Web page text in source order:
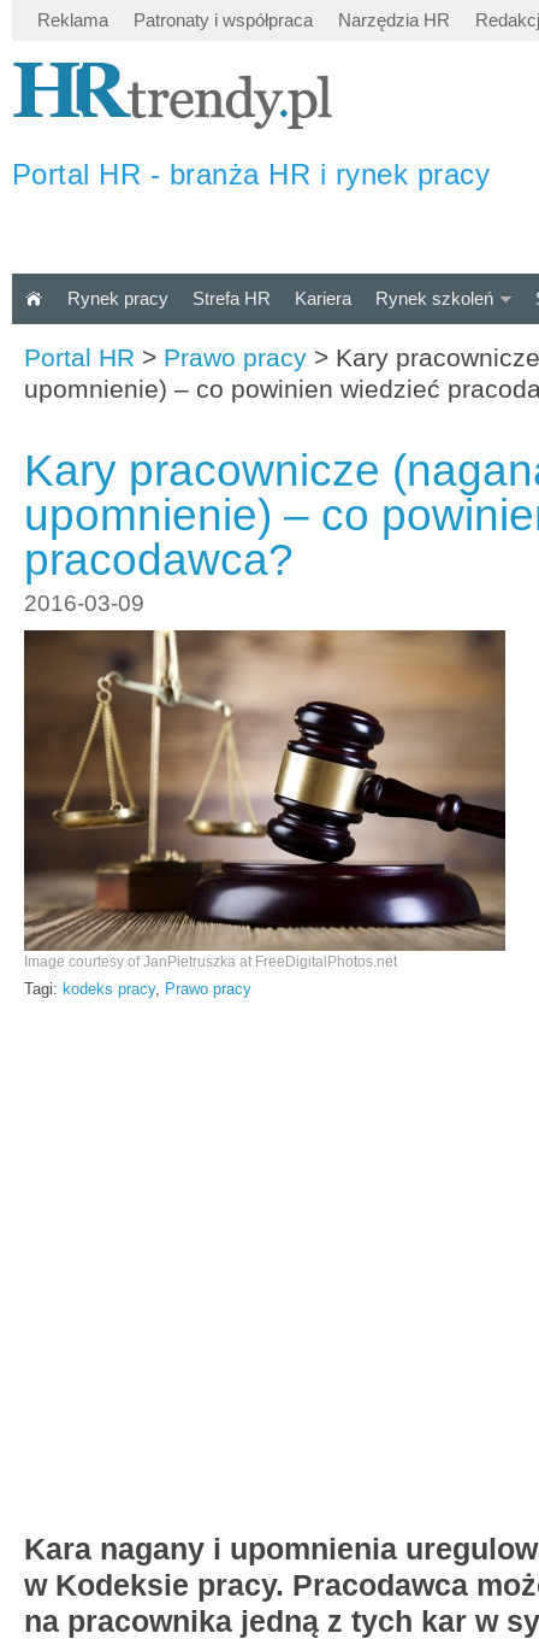
Reklama Patronaty i współpraca Narzędzia HR
Portal HR - branża HR i rynek pracy
Rynek pracy Strefa HR Kariera Rynek szkoleń
Portal HR > Prawo pracy > Kary
upomnienie) – co powinien wiedzieć
Kary pracownicze
upomnienie) – co
pracodawca?
2016-03-09
Image courtesy of JanPietruszka at FreeDigitalPhotos.net
Tagi: kodeks pracy, Prawo pracy
Kara nagany i upomnienia
w Kodeksie pracy. Pracodawca
na pracownika jedną z tych kar w